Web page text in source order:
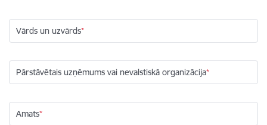
Vārds un uzvārds
Pārstāvētais uzņēmums vai nevalstiskā organizācija
Amats